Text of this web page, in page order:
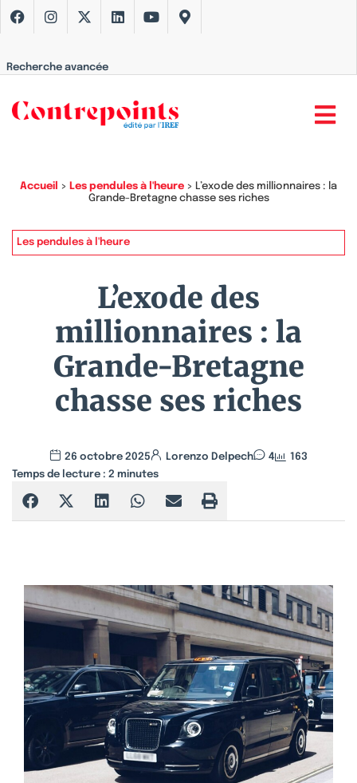
Recherche avancée
Accueil > Les pendules à l'heure > L’exode des millionnaires : la
Grande-Bretagne chasse ses riches
Les pendules à l'heure
L’exode des
millionnaires : la
Grande-Bretagne
chasse ses riches
26 octobre 2025 Lorenzo Delpech 4
163
Temps de lecture : 2 minutes